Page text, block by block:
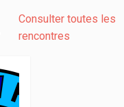
Consulter toutes les
rencontres